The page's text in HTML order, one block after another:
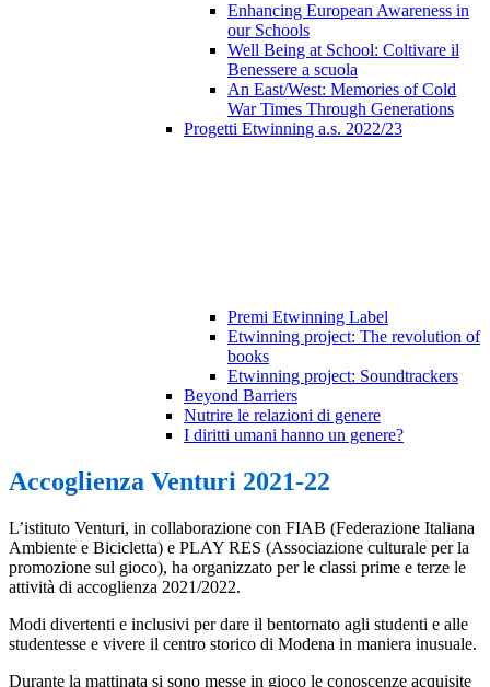
Enhancing European Awareness in
our Schools
Well Being at School: Coltivare il
Benessere a scuola
An East/West: Memories of Cold
War Times Through Generations
Progetti Etwinning a.s. 2022/23
Premi Etwinning Label
Etwinning project: The revolution of
books
Etwinning project: Soundtrackers
Beyond Barriers
Nutrire le relazioni di genere
I diritti umani hanno un genere?
Accoglienza Venturi 2021-22
L’istituto Venturi, in collaborazione con FIAB (Federazione Italiana
Ambiente e Bicicletta) e PLAY RES (Associazione culturale per la
promozione sul gioco), ha organizzato per le classi prime e terze le
attività di accoglienza 2021/2022.
Modi divertenti e inclusivi per dare il bentornato agli studenti e alle
studentesse e vivere il centro storico di Modena in maniera inusuale.
Durante la mattinata si sono messe in gioco le conoscenze acquisite